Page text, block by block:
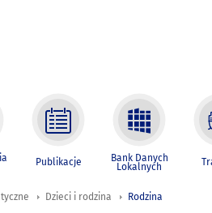
Publikacje Bank Danych
Lokalnych
Dzieci i rodzina Rodzina